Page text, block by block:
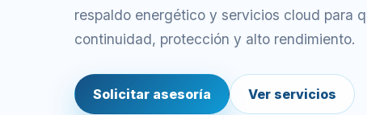
respaldo energético y servicios cloud para
continuidad, protección y alto rendimiento.
Solicitar asesoría Ver servicios